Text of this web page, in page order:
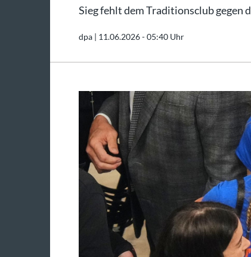
Sieg fehlt dem Traditionsclub gegen
dpa | 11.06.2026 - 05:40 Uhr